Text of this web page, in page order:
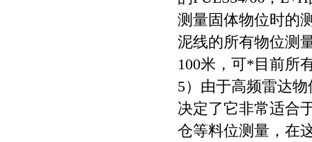
测量固体物位时的
泥线的所有物位测
100米，可*目前所
5）由于高频雷达
决定了它非常适合
仓等料位测量，在